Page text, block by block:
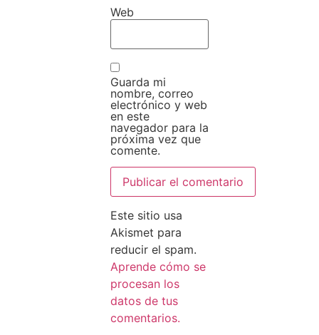
Web
Guarda mi
nombre, correo
electrónico y web
en este
navegador para la
próxima vez que
comente.
Este sitio usa
Akismet para
reducir el spam.
Aprende cómo se
procesan los
datos de tus
comentarios.